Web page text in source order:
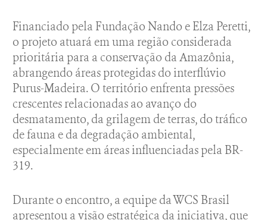
Financiado pela Fundação Nando e Elza Peretti,
o projeto atuará em uma região considerada
prioritária para a conservação da Amazônia,
abrangendo áreas protegidas do interflúvio
Purus-Madeira. O território enfrenta pressões
crescentes relacionadas ao avanço do
desmatamento, da grilagem de terras, do tráfico
de fauna e da degradação ambiental,
especialmente em áreas influenciadas pela BR-
319.
Durante o encontro, a equipe da WCS Brasil
apresentou a visão estratégica da iniciativa, que